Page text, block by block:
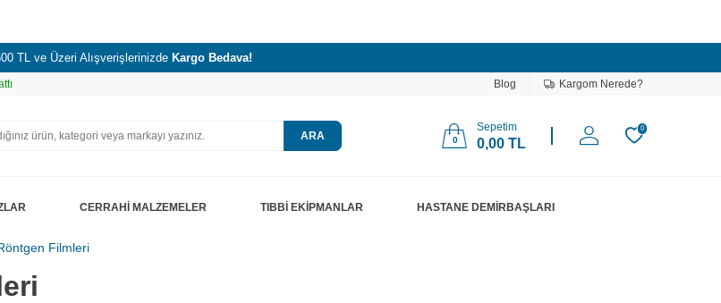
TL ve Üzeri Alışverişlerinizde Kargo Bedava!
Blog Kargom Nerede?
ARA 0
Sepetim
0,00 TL
0
CERRAHİ MALZEMELER TIBBİ EKİPMANLAR HASTANE DEMİRBAŞLARI
Filmleri